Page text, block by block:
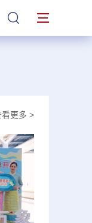
站內搜索
看更多 >